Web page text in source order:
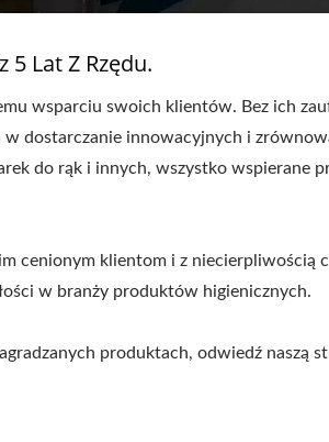
5 Lat Z Rzędu.
wsparciu swoich klientów. Bez ich
w dostarczanie innowacyjnych i
do rąk i innych, wszystko wspierane
cenionym klientom i z niecierpliwością
w branży produktów higienicznych.
produktach, odwiedź naszą